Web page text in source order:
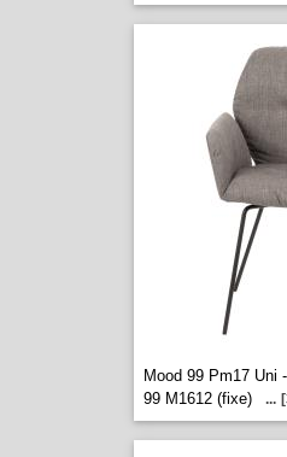
Mood 99 Pm17 Uni -
99 M1612 (fixe)
...